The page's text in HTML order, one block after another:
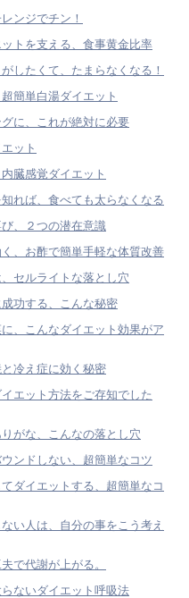
ンジでチン！
トを支える、食事黄金比率
したくて、たまらなくなる！
簡単白湯ダイエット
に、これが絶対に必要
ット
臓感覚ダイエット
れば、食べても太らなくなる
、２つの潜在意識
、お酢で簡単手軽な体質改善
セルライトな落とし穴
功する、こんな秘密
、こんなダイエット効果がア
冷え症に効く秘密
エット方法をご存知でした
がな、こんなの落とし穴
ンドしない、超簡単なコツ
ダイエットする、超簡単なコ
い人は、自分の事をこう考え
で代謝が上がる。
ないダイエット呼吸法